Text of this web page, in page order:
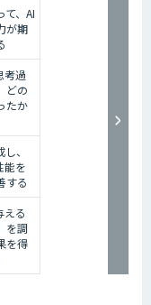
て、AI
が期
考過
どの
たか
、
能を
する
える
を調
を得